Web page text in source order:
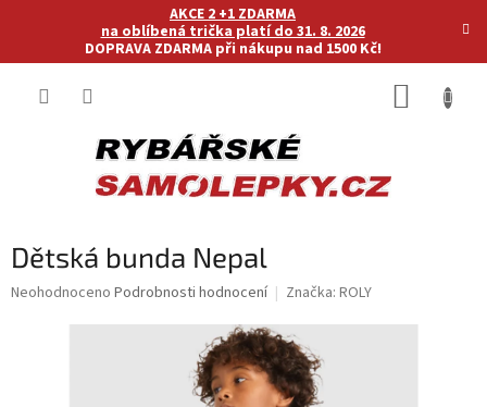
AKCE 2 +1 ZDARMA
na oblíbená trička platí do 31. 8. 2026
DOPRAVA ZDARMA při nákupu nad 1500 Kč!
Dětská bunda Nepal
Průměrné
Neohodnoceno Podrobnosti hodnocení Značka: ROLY